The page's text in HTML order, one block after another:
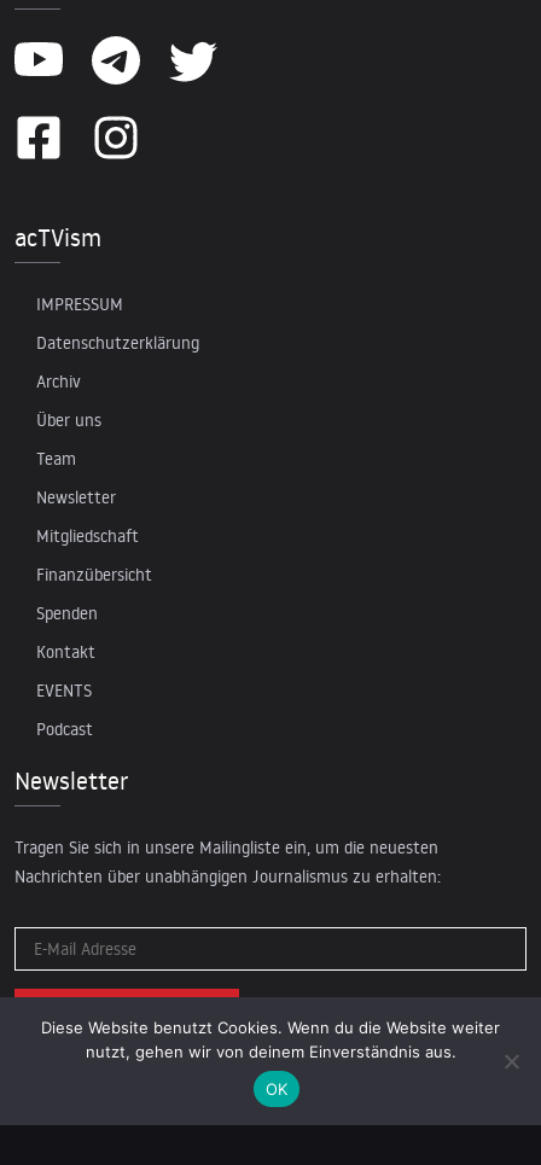
acTVism
IMPRESSUM
Datenschutzerklärung
Archiv
Über uns
Team
Newsletter
Mitgliedschaft
Finanzübersicht
Spenden
Kontakt
EVENTS
Podcast
Newsletter
Tragen Sie sich in unsere Mailingliste ein, um die neuesten
Nachrichten über unabhängigen Journalismus zu erhalten:
© 2026 AcTVism Munich e.V. | All rights reserved.
Diese Website benutzt Cookies. Wenn du die Website weiter
nutzt, gehen wir von deinem Einverständnis aus.
OK